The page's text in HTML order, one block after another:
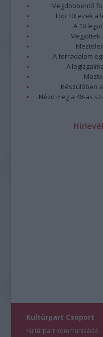
Megdöbbentő
Top 10: ezek a
A 10
Megjöttek
A forradalom
A
Készülőben
Nézd meg a 48-as
Kultúrpart Csoport
Kultúrpart Kommunikáció